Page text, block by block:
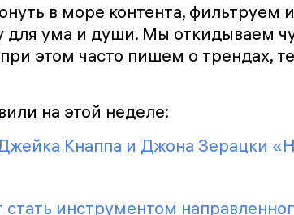
в море контента, фильтруем
ума и души. Мы откидываем
этом часто пишем о трендах,
на этой неделе:
Кнаппа и Джона Зерацки
стать инструментом